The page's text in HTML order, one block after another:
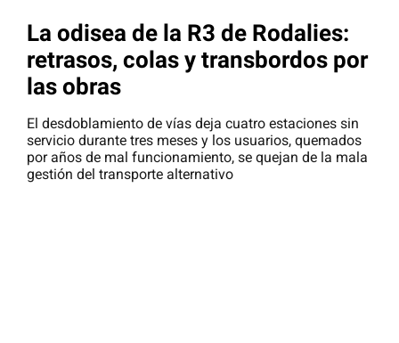
La odisea de la R3 de Rodalies:
retrasos, colas y transbordos por
las obras
El desdoblamiento de vías deja cuatro estaciones sin
servicio durante tres meses y los usuarios, quemados
por años de mal funcionamiento, se quejan de la mala
gestión del transporte alternativo